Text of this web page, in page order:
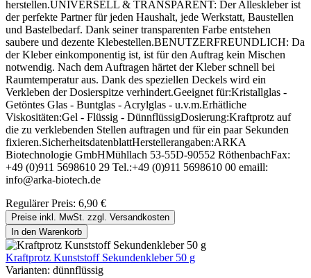
herstellen.UNIVERSELL & TRANSPARENT: Der Alleskleber ist
der perfekte Partner für jeden Haushalt, jede Werkstatt, Baustellen
und Bastelbedarf. Dank seiner transparenten Farbe entstehen
saubere und dezente Klebestellen.BENUTZERFREUNDLICH: Da
der Kleber einkomponentig ist, ist für den Auftrag kein Mischen
notwendig. Nach dem Auftragen härtet der Kleber schnell bei
Raumtemperatur aus. Dank des speziellen Deckels wird ein
Verkleben der Dosierspitze verhindert.Geeignet für:Kristallglas -
Getöntes Glas - Buntglas - Acrylglas - u.v.m.Erhätliche
Viskositäten:Gel - Flüssig - DünnflüssigDosierung:Kraftprotz auf
die zu verklebenden Stellen auftragen und für ein paar Sekunden
fixieren.SicherheitsdatenblattHerstellerangaben:ARKA
Biotechnologie GmbHMühllach 53-55D-90552 RöthenbachFax:
+49 (0)911 5698610 29 Tel.:+49 (0)911 5698610 00 emaill:
info@arka-biotech.de
Regulärer Preis: 6,90 €
Preise inkl. MwSt. zzgl. Versandkosten
In den Warenkorb
Kraftprotz Kunststoff Sekundenkleber 50 g
Varianten: dünnflüssig